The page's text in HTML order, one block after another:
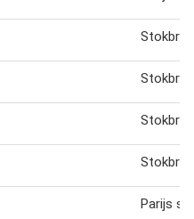
Parijs